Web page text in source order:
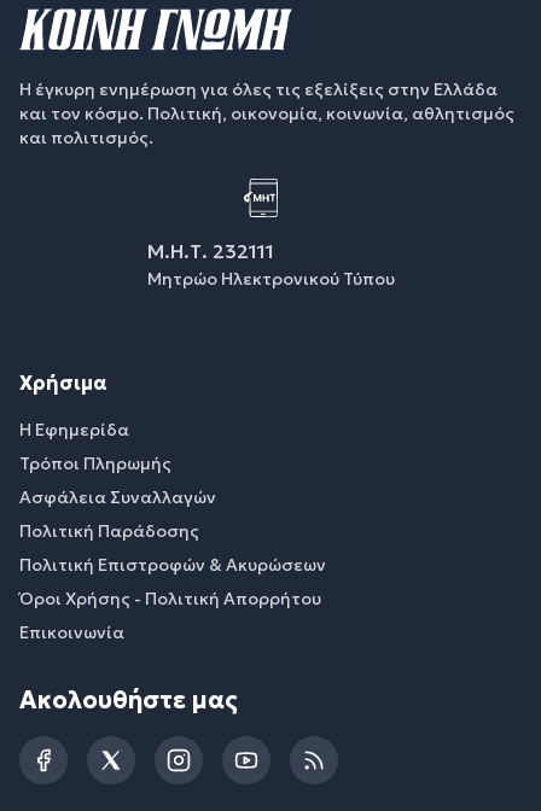
Η έγκυρη ενημέρωση για όλες τις εξελίξεις στην Ελλάδα
και τον κόσμο. Πολιτική, οικονομία, κοινωνία, αθλητισμός
και πολιτισμός.
Μ.Η.Τ. 232111
Μητρώο Ηλεκτρονικού Τύπου
Χρήσιμα
Η Εφημερίδα
Τρόποι Πληρωμής
Ασφάλεια Συναλλαγών
Πολιτική Παράδοσης
Πολιτική Επιστροφών & Ακυρώσεων
Όροι Χρήσης - Πολιτική Απορρήτου
Επικοινωνία
Ακολουθήστε μας
FacebookTwitterInstagramYouTubeRSS